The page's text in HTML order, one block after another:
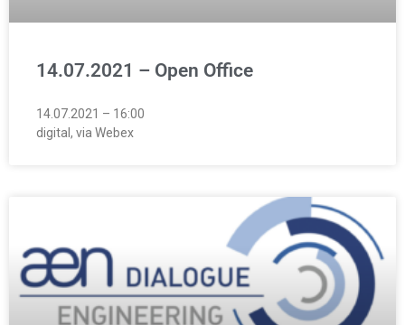
14.07.2021 – Open Office
14.07.2021 – 16:00
digital, via Webex